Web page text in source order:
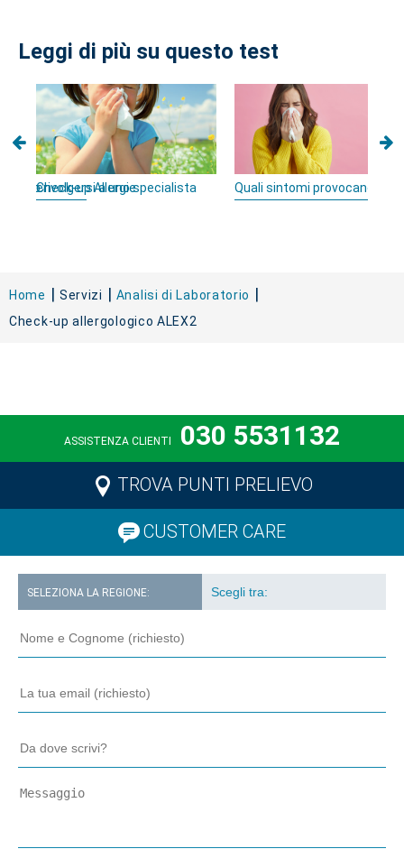
Leggi di più su questo test
rivolgersi a uno specialista
Check-up Allergie Quali sintomi provocano le
Home Servizi
Analisi di Laboratorio
Check-up allergologico ALEX2
ASSISTENZA CLIENTI 030 5531132
TROVA PUNTI PRELIEVO
CUSTOMER CARE
SELEZIONA LA REGIONE: